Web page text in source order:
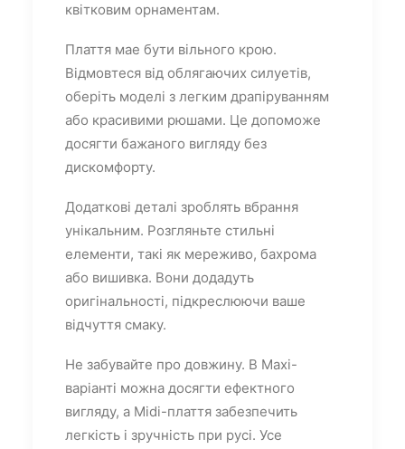
квітковим орнаментам.
Плаття мае бути вільного крою.
Відмовтеся від облягаючих силуетів,
оберіть моделі з легким драпіруванням
або красивими рюшами. Це допоможе
досягти бажаного вигляду без
дискомфорту.
Додаткові деталі зроблять вбрання
унікальним. Розгляньте стильні
елементи, такі як мереживо, бахрома
або вишивка. Вони додадуть
оригінальності, підкреслюючи ваше
відчуття смаку.
Не забувайте про довжину. В Maxi-
варіанті можна досягти ефектного
вигляду, а Midi-плаття забезпечить
легкість і зручність при русі. Усе